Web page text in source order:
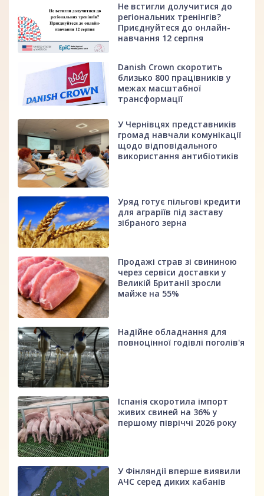
Не встигли долучитися до
регіональних тренінгів?
Приєднуйтеся до онлайн-
навчання 12 серпня
Danish Crown скоротить
близько 800 працівників у
межах масштабної
трансформації
У Чернівцях представників
громад навчали комунікації
щодо відповідального
використання антибіотиків
Уряд готує пільгові кредити
для аграріїв під заставу
зібраного зерна
Продажі страв зі свининою
через сервіси доставки у
Великій Британії зросли
майже на 55%
Надійне обладнання для
повноцінної годівлі поголів'я
Іспанія скоротила імпорт
живих свиней на 36% у
першому півріччі 2026 року
У Фінляндії вперше виявили
АЧС серед диких кабанів